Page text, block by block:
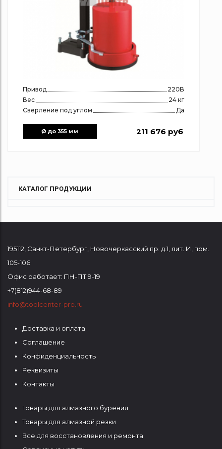
Привод
220В
Вес
24 кг
Сверление под углом
Да
Ø до 355 мм 211 676 руб
КАТАЛОГ ПРОДУКЦИИ
195112 Санкт-Петербург Новочеркасский пр. д.1, лит. И, пом.
105-106
Офис работает: ПН-ПТ 9-19
+7(812)944-68-89
info@toolcenter-pro.ru
ФУТЕРДоставка и оплата
Соглашение
Конфиденциальность
Реквизиты
Контакты
ФУТЕРТовары для алмазного бурения
Товары для алмазной резки
Все для восстановления и ремонта